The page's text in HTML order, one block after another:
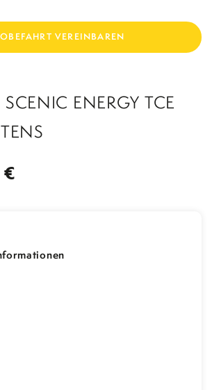
VEREINBAREN
ENERGY TCE